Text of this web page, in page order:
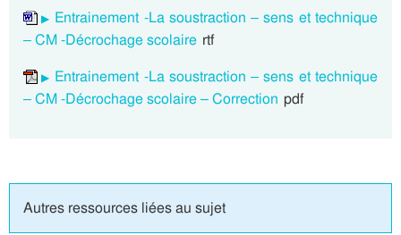
Entrainement -La soustraction – sens et technique
– CM -Décrochage scolaire rtf
Entrainement -La soustraction – sens et technique
– CM -Décrochage scolaire – Correction pdf
Autres ressources liées au sujet